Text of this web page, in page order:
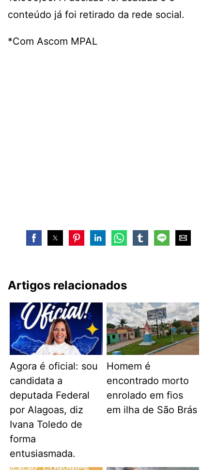
conteúdo já foi retirado da rede social.
*Com Ascom MPAL
Artigos relacionados
Agora é oficial: sou
candidata a
deputada Federal
por Alagoas, diz
Ivana Toledo de
forma
entusiasmada.
Homem é
encontrado morto
enrolado em fios
em ilha de São Brás